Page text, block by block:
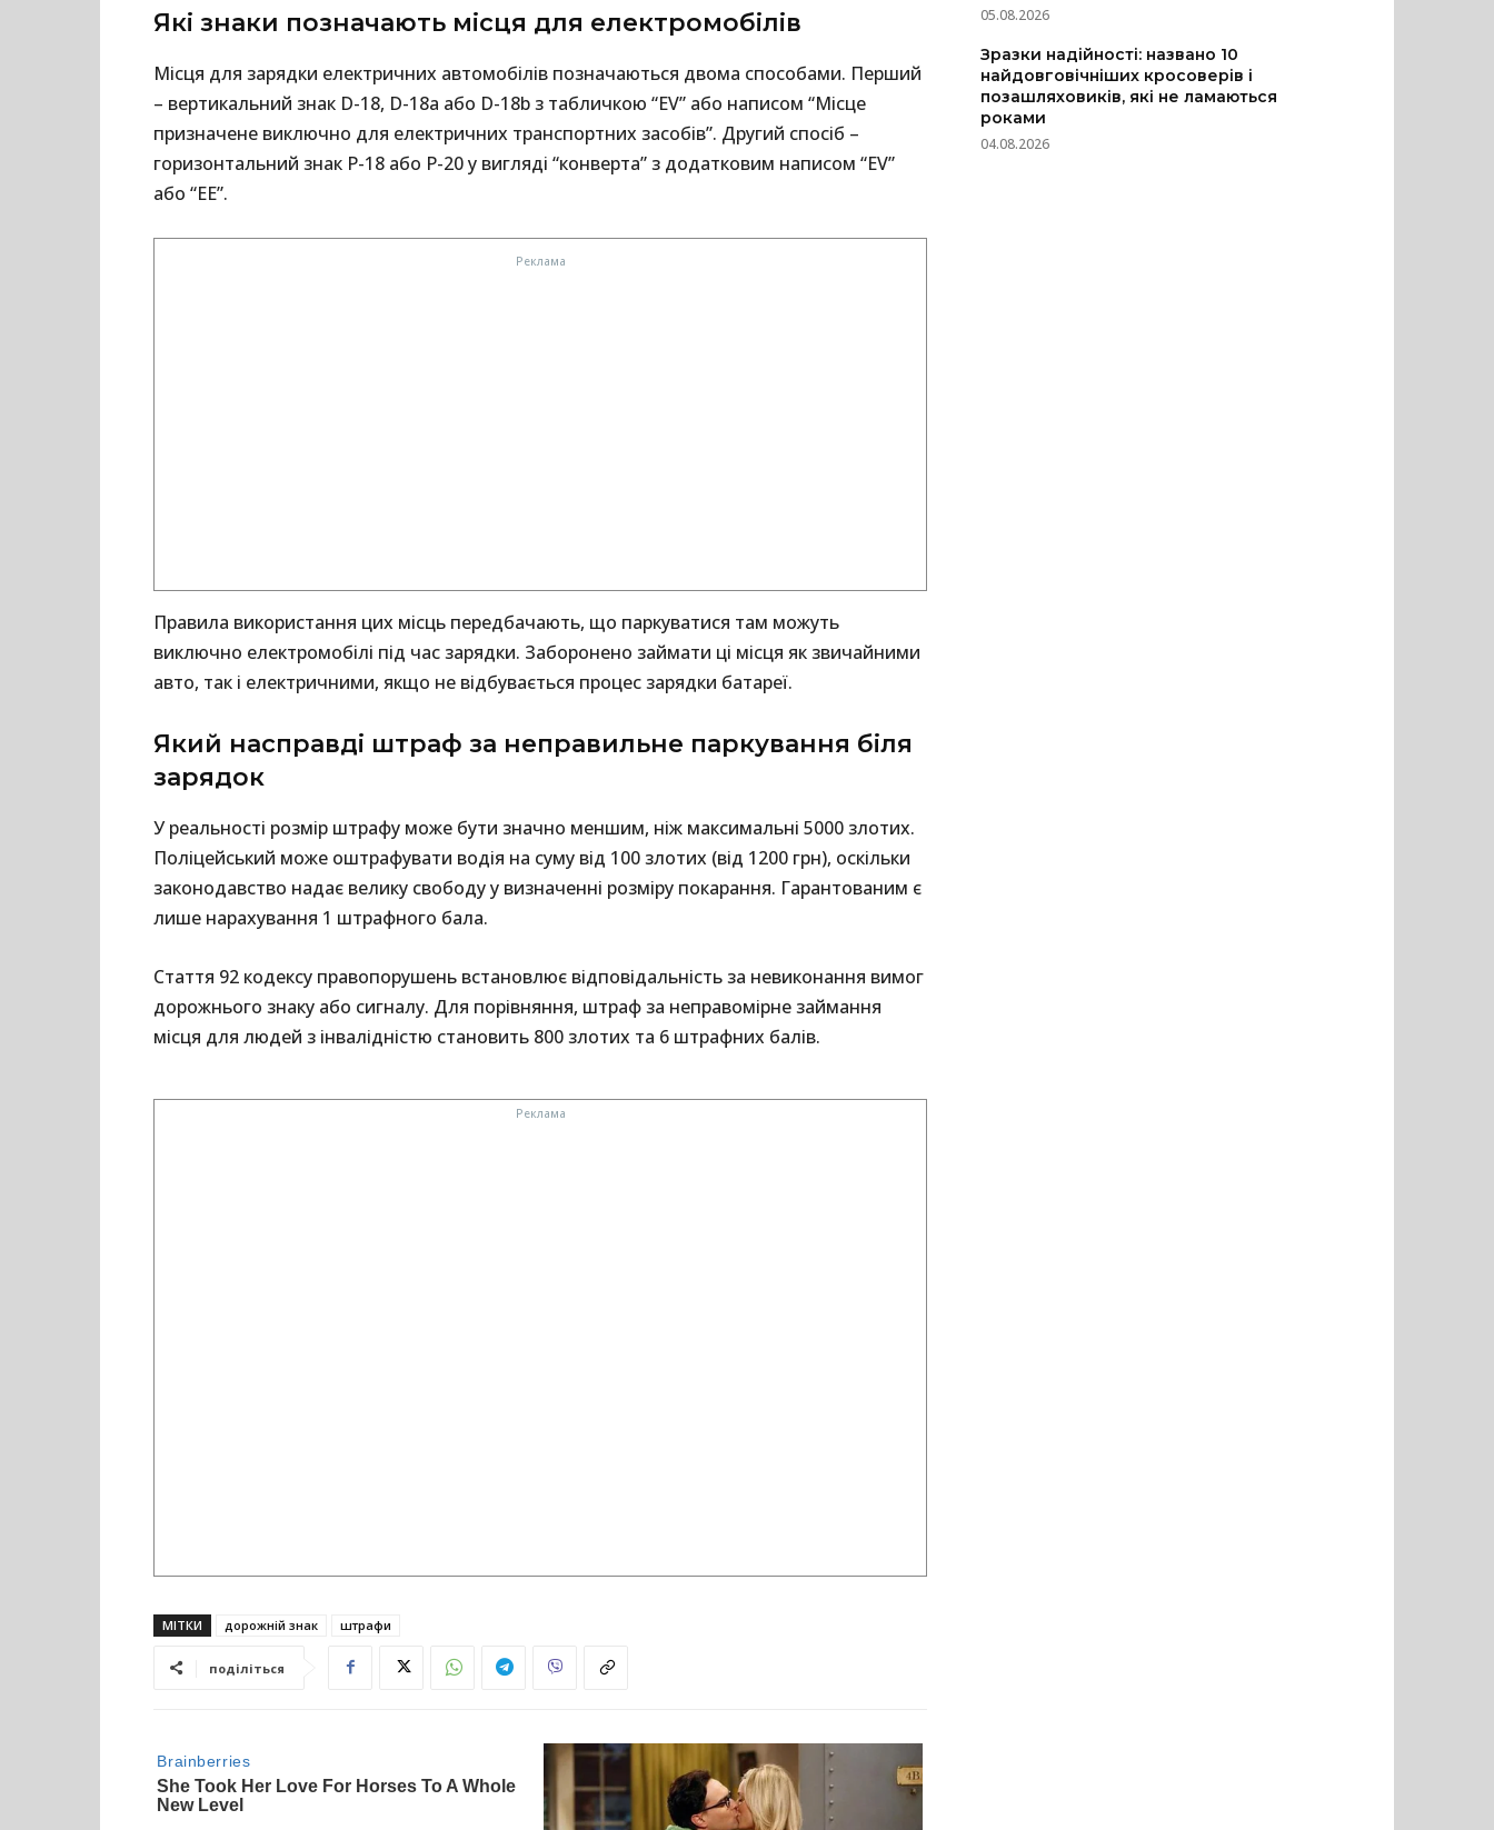
Які знаки позначають місця для електромобілів
Місця для зарядки електричних автомобілів позначаються двома способами. Перший
– вертикальний знак D-18, D-18a або D-18b з табличкою “EV” або написом “Місце
призначене виключно для електричних транспортних засобів”. Другий спосіб –
горизонтальний знак P-18 або P-20 у вигляді “конверта” з додатковим написом “EV”
або “EE”.
Правила використання цих місць передбачають, що паркуватися там можуть
виключно електромобілі під час зарядки. Заборонено займати ці місця як звичайними
авто, так і електричними, якщо не відбувається процес зарядки батареї.
Який насправді штраф за неправильне паркування біля
зарядок
У реальності розмір штрафу може бути значно меншим, ніж максимальні 5000 злотих.
Поліцейський може оштрафувати водія на суму від 100 злотих (від 1200 грн), оскільки
законодавство надає велику свободу у визначенні розміру покарання. Гарантованим є
лише нарахування 1 штрафного бала.
Стаття 92 кодексу правопорушень встановлює відповідальність за невиконання вимог
дорожнього знаку або сигналу. Для порівняння, штраф за неправомірне займання
місця для людей з інвалідністю становить 800 злотих та 6 штрафних балів.
МІТКИ дорожній знак штрафи
поділіться
05.08.2026
Зразки надійності: названо 10
найдовговічніших кросоверів і
позашляховиків, які не ламаються
роками
04.08.2026